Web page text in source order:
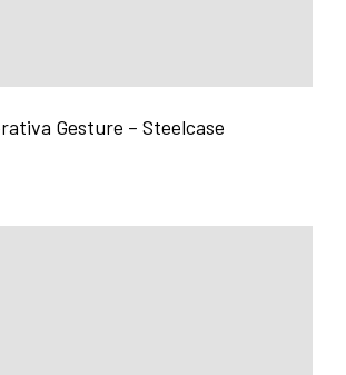
Gesture – Steelcase